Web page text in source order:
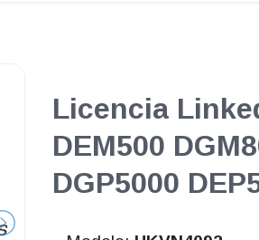
Licencia
DEM500
DGP5000